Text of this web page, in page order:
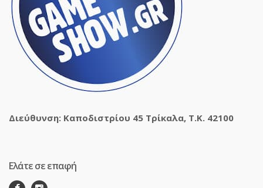
Διεύθυνση: Καποδιστρίου 45 Τρίκαλα, Τ.Κ. 42100
Ελάτε σε επαφή